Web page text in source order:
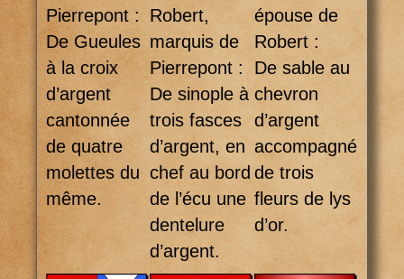
Pierrepont :
De Gueules
à la croix
d’argent
cantonnée
de quatre
molettes du
même.
Robert,
marquis de
Pierrepont :
De sinople à
trois fasces
d’argent, en
chef au bord
de l’écu une
dentelure
d’argent.
épouse de
Robert :
De sable au
chevron
d’argent
accompagné
de trois
fleurs de lys
d’or.